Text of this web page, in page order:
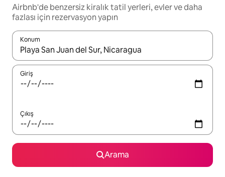
Airbnb'de benzersiz kiralık tatil yerleri, evler ve daha
fazlası için rezervasyon yapın
Konum
Sonuçlar kullanılabilir olduğunda yukarı ve aşağı oklarıyla
Giriş
Çıkış
Arama